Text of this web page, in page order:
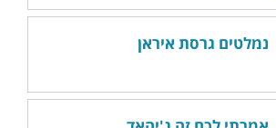
נמלטים גרסת איראן